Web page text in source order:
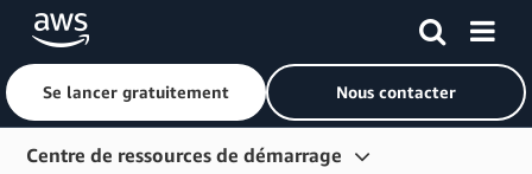
Passer au contenu principal
Se lancer gratuitement Nous contacter
Centre de ressources de démarrage